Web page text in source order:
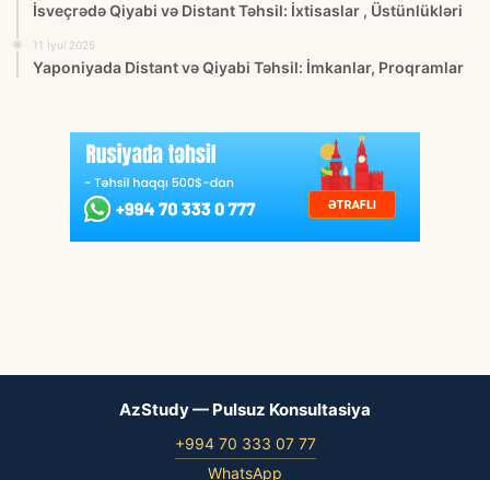
İsveçrədə Qiyabi və Distant Təhsil: İxtisaslar , Üstünlükləri
11 İyul 2025
Yaponiyada Distant və Qiyabi Təhsil: İmkanlar, Proqramlar
AzStudy — Pulsuz Konsultasiya
+994 70 333 07 77
WhatsApp